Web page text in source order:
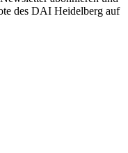
des DAI Heidelberg auf